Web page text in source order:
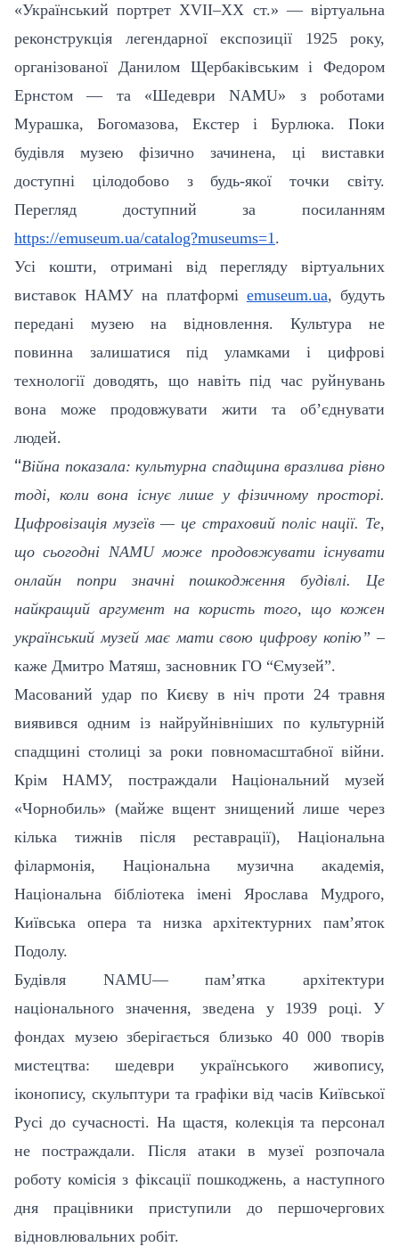
«Український портрет XVII–XX ст.» — віртуальна
реконструкція легендарної експозиції 1925 року,
організованої Данилом Щербаківським і Федором
Ернстом — та «Шедеври NAMU» з роботами
Мурашка, Богомазова, Екстер і Бурлюка. Поки
будівля музею фізично зачинена, ці виставки
доступні цілодобово з будь-якої точки світу.
Перегляд доступний за посиланням
https://emuseum.ua/catalog?museums=1.
Усі кошти, отримані від перегляду віртуальних
виставок НАМУ на платформі emuseum.ua, будуть
передані музею на відновлення. Культура не
повинна залишатися під уламками і цифрові
технології доводять, що навіть під час руйнувань
вона може продовжувати жити та об’єднувати
людей.
“Війна показала: культурна спадщина вразлива рівно
тоді, коли вона існує лише у фізичному просторі.
Цифровізація музеїв — це страховий поліс нації. Те,
що сьогодні NAMUможе продовжувати існувати
онлайн попри значні пошкодження будівлі. Це
найкращий аргумент на користь того, що кожен
український музей має мати свою цифрову копію” –
каже Дмитро Матяш, засновник ГО “Ємузей”.
Масований удар по Києву в ніч проти 24 травня
виявився одним із найруйнівніших по культурній
спадщині столиці за роки повномасштабної війни.
Крім НАМУ, постраждали Національний музей
«Чорнобиль» (майже вщент знищений лише через
кілька тижнів після реставрації), Національна
філармонія, Національна музична академія,
Національна бібліотека імені Ярослава Мудрого,
Київська опера та низка архітектурних пам’яток
Подолу.
Будівля NAMU— пам’ятка архітектури
національного значення, зведена у 1939 році. У
фондах музею зберігається близько 40 000 творів
мистецтва: шедеври українського живопису,
іконопису, скульптури та графіки від часів Київської
Русі до сучасності. На щастя, колекція та персонал
не постраждали. Після атаки в музеї розпочала
роботу комісія з фіксації пошкоджень, а наступного
дня працівники приступили до першочергових
відновлювальних робіт.